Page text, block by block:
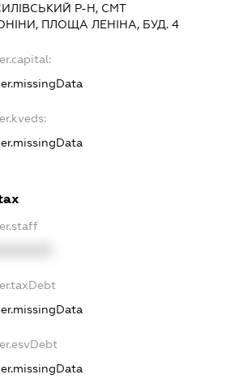
Р-Н, СМТ
ПЛОЩА ЛЕНІНА, БУД. 4